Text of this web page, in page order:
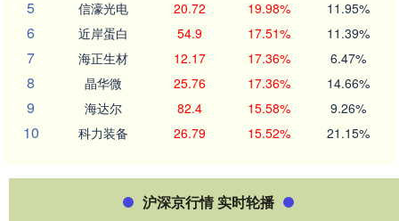
5 信濠光电 20.72 19.98% 11.95%
6 近岸蛋白 54.9 17.51% 11.39%
7 海正生材 12.17 17.36% 6.47%
8 晶华微 25.76 17.36% 14.66%
9 海达尔 82.4 15.58% 9.26%
10 科力装备 26.79 15.52% 21.15%
沪深京行情 实时轮播